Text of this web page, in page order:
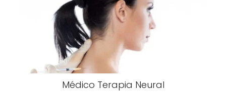
Médico Terapia Neural